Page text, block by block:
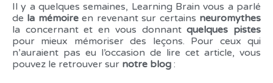
Il y a quelques semaines, Learning Brain vous a parlé
de la mémoireen revenant sur certains neuromythes
la concernant et en vous donnantquelques pistes
pour mieux mémoriser des leçons. Pour ceux qui
n’auraient pas eu l’occasion de lire cet article, vous
pouvez le retrouver sur notre blog :